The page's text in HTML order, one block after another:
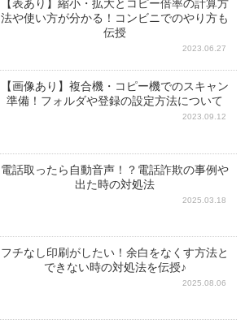
【表あり】縮小・拡大とコピー倍率の計算方
法や使い方が分かる！コンビニでのやり方も
伝授
2023.06.27
【画像あり】複合機・コピー機でのスキャン
準備！フォルダや登録の設定方法について
2023.09.12
電話取ったら自動音声！？電話詐欺の事例や
出た時の対処法
2025.03.18
フチなし印刷がしたい！余白をなくす方法と
できない時の対処法を伝授♪
2025.08.06